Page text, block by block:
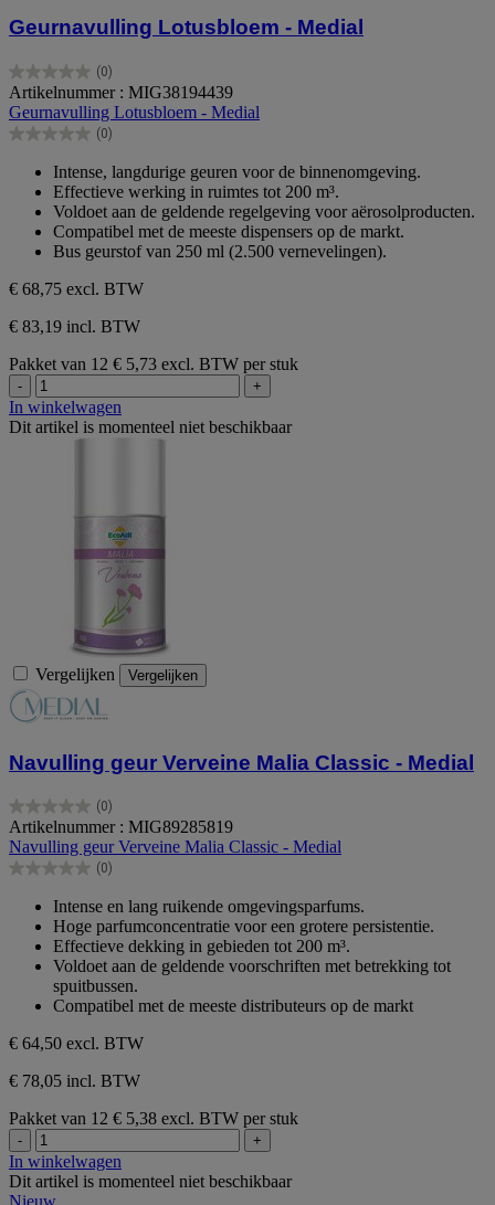
Geurnavulling Lotusbloem - Medial
(0)
0.0
van
de
5
Artikelnummer : MIG38194439
Geurnavulling Lotusbloem - Medial
(0)
0.0
sterren.
Intense, langdurige geuren voor de binnenomgeving.
Effectieve werking in ruimtes tot 200 m³.
Voldoet aan de geldende regelgeving voor aërosolproducten.
Compatibel met de meeste dispensers op de markt.
Bus geurstof van 250 ml (2.500 vernevelingen).
€ 68,75 excl. BTW
€ 83,19 incl. BTW
Pakket van 12 € 5,73 excl. BTW per stuk
- +
In winkelwagen
Dit artikel is momenteel niet beschikbaar
Vergelijken Vergelijken
Navulling geur Verveine Malia Classic - Medial
(0)
0.0
van
de
5
Artikelnummer : MIG89285819
Navulling geur Verveine Malia Classic - Medial
(0)
0.0
sterren.
Intense en lang ruikende omgevingsparfums.
Hoge parfumconcentratie voor een grotere persistentie.
Effectieve dekking in gebieden tot 200 m³.
Voldoet aan de geldende voorschriften met betrekking tot
spuitbussen.
Compatibel met de meeste distributeurs op de markt
€ 64,50 excl. BTW
€ 78,05 incl. BTW
Pakket van 12 € 5,38 excl. BTW per stuk
- +
In winkelwagen
Dit artikel is momenteel niet beschikbaar